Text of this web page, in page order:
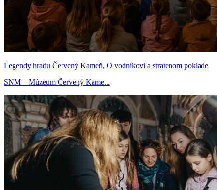
Legendy hradu Červený Kameň, O vodníkovi a stratenom poklade
SNM – Múzeum Červený Kame...